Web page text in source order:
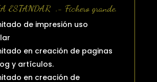
ESTANDAR .- Fichero grande.
de impresión uso
en creación de paginas
y artículos.
en creación de